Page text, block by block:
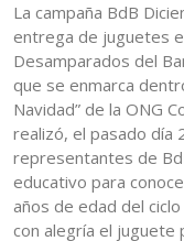
La campaña BdB
entrega de juguetes
Desamparados del
que se enmarca
Navidad” de la ONG
realizó, el pasado día
representantes de
educativo para
años de edad del
con alegría el juguete